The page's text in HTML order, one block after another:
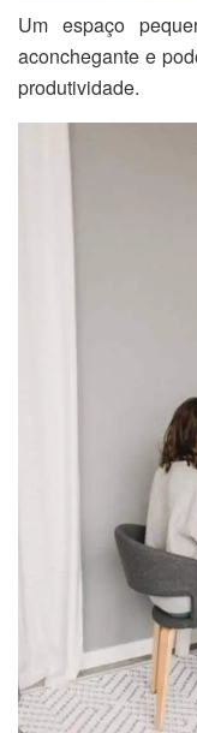
Um espaço
aconchegante e
produtividade.